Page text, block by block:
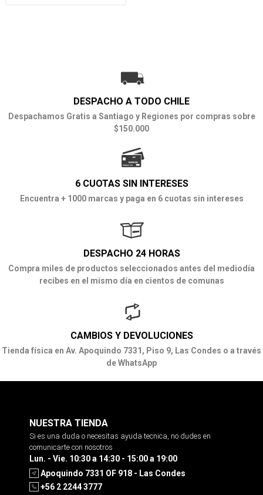
DESPACHO A TODO CHILE
Despachamos Gratis a Santiago y Regiones por compras sobre
$150.000
6 CUOTAS SIN INTERESES
Encuentra + 1000 marcas y paga en 6 cuotas sin intereses
DESPACHO 24 HORAS
Compra miles de productos seleccionados antes del mediodía
recibes en el mismo día en cientos de comunas
CAMBIOS Y DEVOLUCIONES
Tienda física en Av. Apoquindo 7331, Piso 9, Las Condes o a través
de WhatsApp
NUESTRA TIENDA
Si es una duda o necesitas ayuda tecnica, no dudes en
comunicarte con nosotros
Lun. - Vie. 10:30 a 14:30 - 15:00 a 19:00
Apoquindo 7331 OF 918 - Las Condes
+56 2 2244 3777